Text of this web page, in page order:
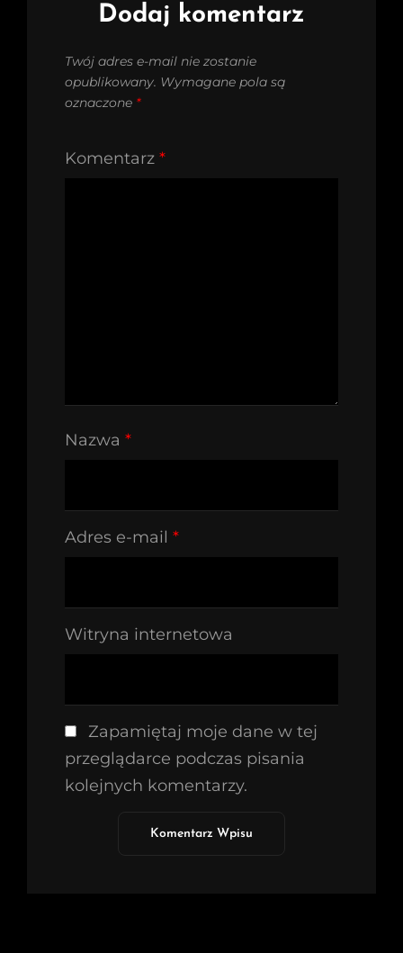
Dodaj komentarz
Twój adres e-mail nie zostanie
opublikowany. Wymagane pola są
oznaczone *
Komentarz *
Nazwa *
Adres e-mail *
Witryna internetowa
Zapamiętaj moje dane w tej
przeglądarce podczas pisania
kolejnych komentarzy.